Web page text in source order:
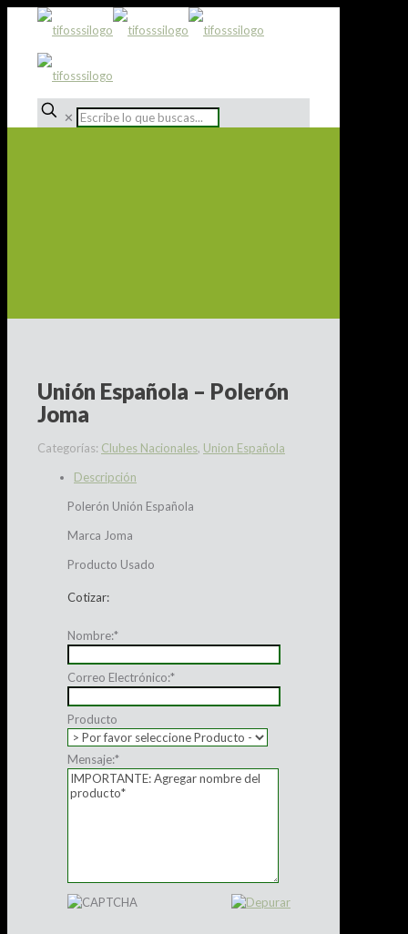
✕
Unión Española – Polerón
Joma
Categorías: Clubes Nacionales, Union Española
Descripción
Polerón Unión Española
Marca Joma
Producto Usado
Cotizar:
Nombre:*
Correo Electrónico:*
Producto
Mensaje:*